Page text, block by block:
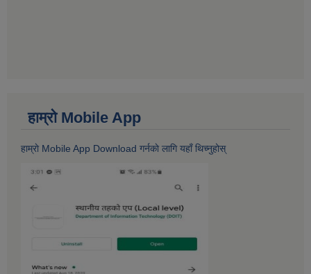
हाम्राे Mobile App
हाम्राे Mobile App Download गर्नकाे लागि यहाँ थिच्नुहोस्‌